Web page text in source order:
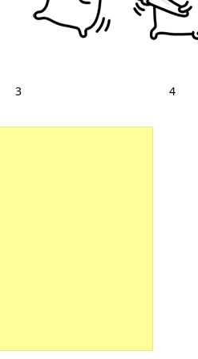
3 4